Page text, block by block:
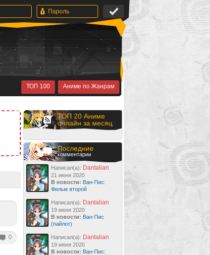
ТОП 100 Аниме по Жанрам
ТОП 20 Аниме
онлайн за месяц
Последние
комментарии
Написал(а): Dantalian
21 июня 2020
В новости: Ван-Пис:
Фильм второй
Написал(а): Dantalian
19 июня 2020
В новости: Ван-Пис
(пайлот)
Написал(а): Dantalian
19 июня 2020
В новости: Ван-Пис:
0